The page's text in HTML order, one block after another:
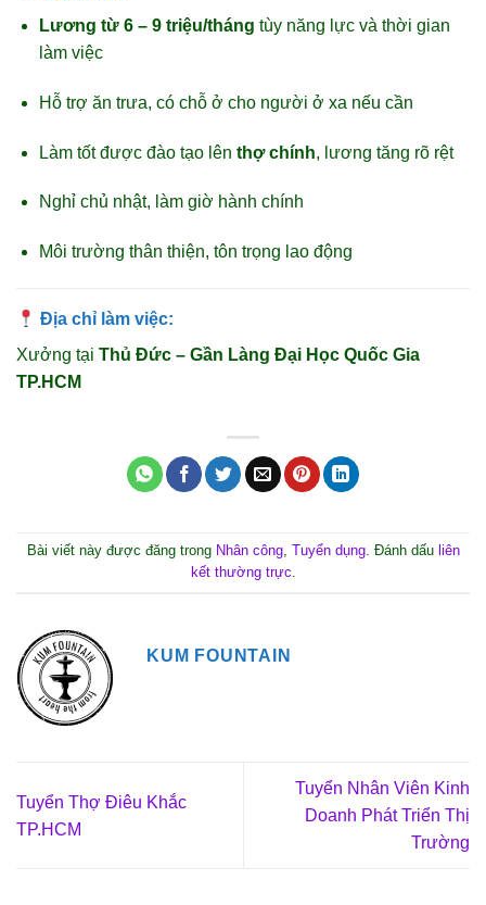
Lương từ 6 – 9 triệu/tháng tùy năng lực và thời gian
làm việc
Hỗ trợ ăn trưa, có chỗ ở cho người ở xa nếu cần
Làm tốt được đào tạo lên thợ chính, lương tăng rõ rệt
Nghỉ chủ nhật, làm giờ hành chính
Môi trường thân thiện, tôn trọng lao động
Địa chỉ làm việc:
Xưởng tại Thủ Đức – Gần Làng Đại Học Quốc Gia
TP.HCM
Bài viết này được đăng trong Nhân công, Tuyển dụng. Đánh dấu liên
kết thường trực.
KUM FOUNTAIN
Tuyển Thợ Điêu Khắc
TP.HCM
Tuyển Nhân Viên Kinh
Doanh Phát Triển Thị
Trường